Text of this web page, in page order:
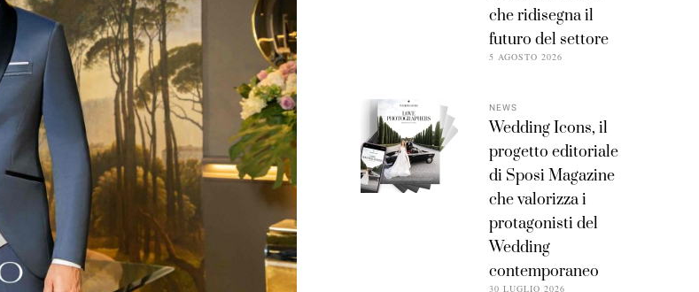
che ridisegna il
futuro del settore
5 AGOSTO 2026
NEWS
Wedding Icons, il
progetto editoriale
di Sposi Magazine
che valorizza i
protagonisti del
Wedding
contemporaneo
30 LUGLIO 2026